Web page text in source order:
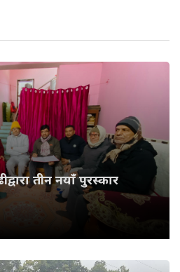
तीन नयाँ पुरस्कार